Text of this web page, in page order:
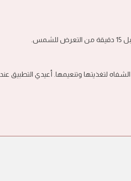
لتغذيتها وتنعيمها. أعيدي التطبيق عند